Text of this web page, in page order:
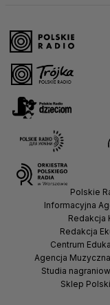
Polskie
Informacyjna
Redakcja
Redakcja
Centrum
Agencja
Studia
Sklep